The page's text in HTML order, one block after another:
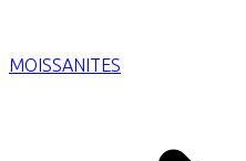
MOISSANITES